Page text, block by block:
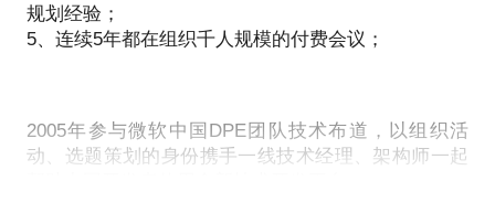
1、技术时代的步伐：快速迭代
2、独角兽团队成员：复合型成长
规划经验；
5、连续5年都在组织千人规模的付费会议；
2005年参与微软中国DPE团队技术布道，以组织活
动、选题策划的身份携手一线技术经理、架构师一起